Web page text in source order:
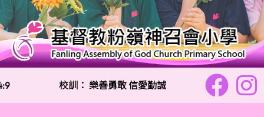
校訓： 樂善勇敢 信愛勤誠 主題金句：